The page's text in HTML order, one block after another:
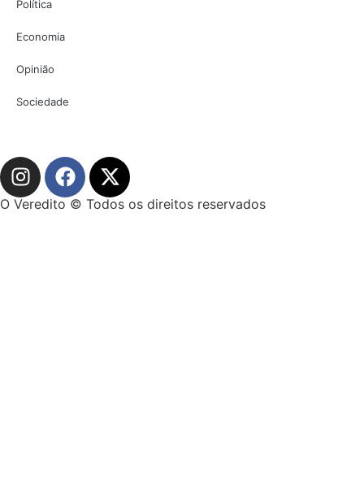
Política
Economia
Opinião
Sociedade
O Veredito © Todos os direitos reservados